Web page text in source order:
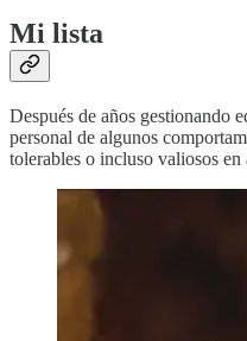
Mi lista
Después de años gestionando
personal de algunos
tolerables o incluso valiosos